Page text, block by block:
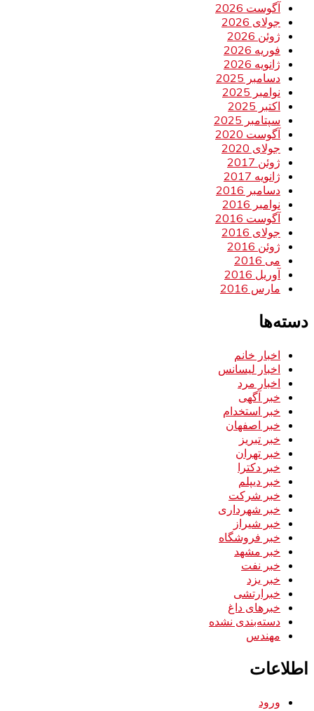
آگوست 2026
جولای 2026
ژوئن 2026
فوریه 2026
ژانویه 2026
دسامبر 2025
نوامبر 2025
اکتبر 2025
سپتامبر 2025
آگوست 2020
جولای 2020
ژوئن 2017
ژانویه 2017
دسامبر 2016
نوامبر 2016
آگوست 2016
جولای 2016
ژوئن 2016
می 2016
آوریل 2016
مارس 2016
دسته‌ها
اخبار خانم
اخبار لیسانس
اخبار مرد
خبر آگهی
خبر استخدام
خبر اصفهان
خبر تبریز
خبر تهران
خبر دکترا
خبر دیپلم
خبر شرکت
خبر شهرداری
خبر شیراز
خبر فروشگاه
خبر مشهد
خبر نفت
خبر یزد
خبرارتشی
خبرهای داغ
دسته‌بندی نشده
مهندس
اطلاعات
ورود